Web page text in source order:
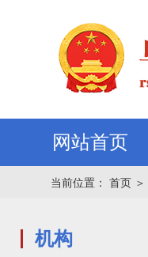
网站首页
当前位置： 首页 ＞
机构